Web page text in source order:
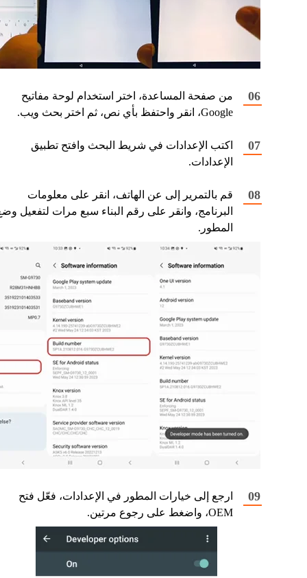
من صفحة المساعدة، اختر استخدام لوحة مفاتيح
Google، انقر واحتفظ بأي نص، ثم اختر بحث ويب.
اكتب الإعدادات في شريط البحث وافتح تطبيق
الإعدادات.
قم بالتمرير إلى عن الهاتف، انقر على معلومات
البرنامج، وانقر على رقم البناء سبع مرات لتفعيل
المطور.
ارجع إلى خيارات المطور في الإعدادات، فعّل فتح
OEM، واضغط على رجوع مرتين.